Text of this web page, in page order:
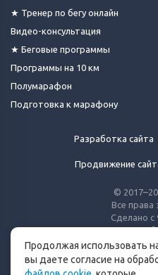
©
Все
Сделано с
для
★ Тренер по бегу онлайн
Видео-консультация
★ Беговые программы
Программы на 10 км
Полумарафон
Подготовка к марафону
Разработка сайта
Продвижение
Продолжая использовать
вы даете согласие на